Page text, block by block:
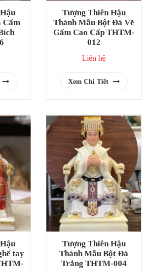
Cẩm
Tượng Thiên Hậu
Thánh Mẫu Bột Đá Vẽ
Gấm Cao Cấp THTM-
012
Liên hệ
Xem Chi Tiết
tay
Tượng Thiên Hậu
Thánh Mẫu Bột Đá
Trắng THTM-004